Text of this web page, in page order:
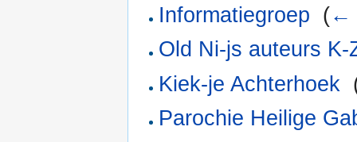
Informatiegroep (←
Old Ni-js auteurs K-
Kiek-je Achterhoek
Parochie Heilige